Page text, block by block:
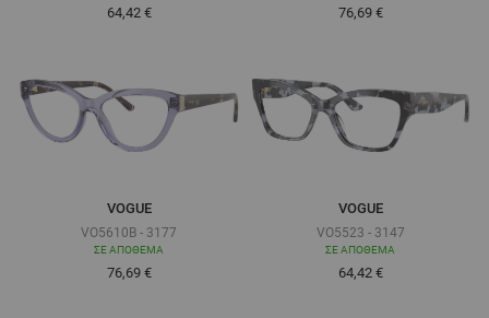
Τόσο χαμηλά όσο
64,42 € Τόσο χαμηλά όσο
76,69 €
VOGUE
VO5610B - 3177
ΣΕ ΑΠΌΘΕΜΑ
Τόσο χαμηλά όσο
76,69 €
VOGUE
VO5523 - 3147
ΣΕ ΑΠΌΘΕΜΑ
Τόσο χαμηλά όσο
64,42 €